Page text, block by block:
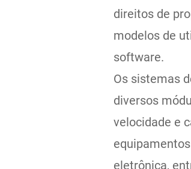
direitos de
modelos de
software.
Os sistemas
diversos
velocidade e
eletrônica,